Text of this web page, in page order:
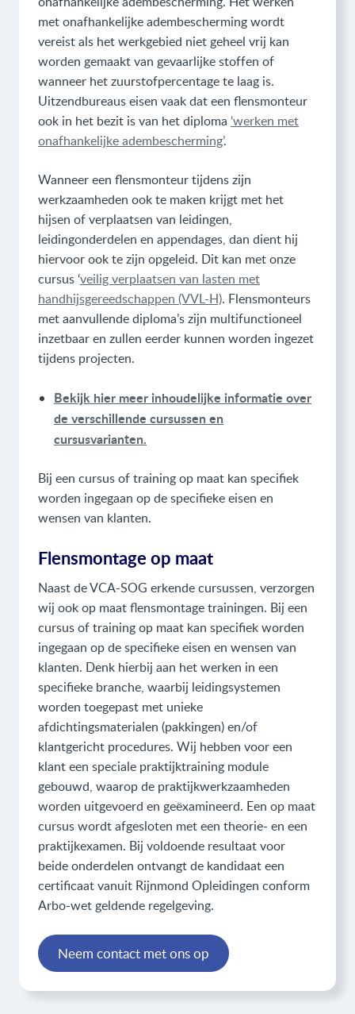
met onafhankelijke adembescherming wordt
vereist als het werkgebied niet geheel vrij kan
worden gemaakt van gevaarlijke stoffen of
wanneer het zuurstofpercentage te laag is.
Uitzendbureaus eisen vaak dat een flensmonteur
ook in het bezit is van het diploma ‘werken met
onafhankelijke adembescherming’.
Wanneer een flensmonteur tijdens zijn
werkzaamheden ook te maken krijgt met het
hijsen of verplaatsen van leidingen,
leidingonderdelen en appendages, dan dient hij
hiervoor ook te zijn opgeleid. Dit kan met onze
cursus ‘veilig verplaatsen van lasten met
handhijsgereedschappen (VVL-H). Flensmonteurs
met aanvullende diploma’s zijn multifunctioneel
inzetbaar en zullen eerder kunnen worden ingezet
tijdens projecten.
Bekijk hier meer inhoudelijke informatie over
de verschillende cursussen en
cursusvarianten.
Bij een cursus of training op maat kan specifiek
worden ingegaan op de specifieke eisen en
wensen van klanten.
Flensmontage op maat
Naast de VCA-SOG erkende cursussen, verzorgen
wij ook op maat flensmontage trainingen. Bij een
cursus of training op maat kan specifiek worden
ingegaan op de specifieke eisen en wensen van
klanten. Denk hierbij aan het werken in een
specifieke branche, waarbij leidingsystemen
worden toegepast met unieke
afdichtingsmaterialen (pakkingen) en/of
klantgericht procedures. Wij hebben voor een
klant een speciale praktijktraining module
gebouwd, waarop de praktijkwerkzaamheden
worden uitgevoerd en geëxamineerd. Een op maat
cursus wordt afgesloten met een theorie- en een
praktijkexamen. Bij voldoende resultaat voor
beide onderdelen ontvangt de kandidaat een
certificaat vanuit Rijnmond Opleidingen conform
Arbo-wet geldende regelgeving.
Neem contact met ons op